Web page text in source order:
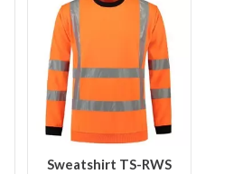
Sweatshirt TS-RWS